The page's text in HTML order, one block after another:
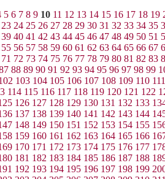
5 6 7 8 9 10 11 12 13 14 15 16 17 18 19
23 24 25 26 27 28 29 30 31 32 33 34 35
39 40 41 42 43 44 45 46 47 48 49 50 51
55 56 57 58 59 60 61 62 63 64 65 66 67
71 72 73 74 75 76 77 78 79 80 81 82 83
88 89 90 91 92 93 94 95 96 97 98 99
103 104 105 106 107 108 109 110 111
114 115 116 117 118 119 120 121 122
126 127 128 129 130 131 132 133
137 138 139 140 141 142 143 144
148 149 150 151 152 153 154 155
159 160 161 162 163 164 165 166
170 171 172 173 174 175 176 177
181 182 183 184 185 186 187 188
192 193 194 195 196 197 198 199